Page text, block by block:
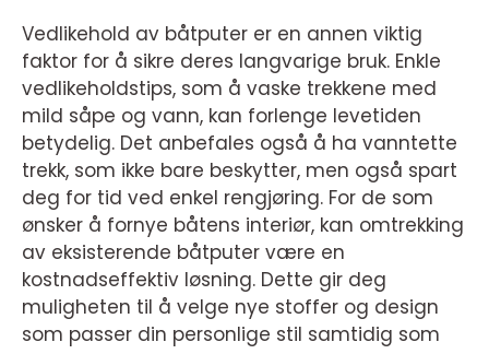
Vedlikehold av båtputer er en annen viktig
faktor for å sikre deres langvarige bruk. Enkle
vedlikeholdstips, som å vaske trekkene med
mild såpe og vann, kan forlenge levetiden
betydelig. Det anbefales også å ha vanntette
trekk, som ikke bare beskytter, men også spart
deg for tid ved enkel rengjøring. For de som
ønsker å fornye båtens interiør, kan omtrekking
av eksisterende båtputer være en
kostnadseffektiv løsning. Dette gir deg
muligheten til å velge nye stoffer og design
som passer din personlige stil samtidig som